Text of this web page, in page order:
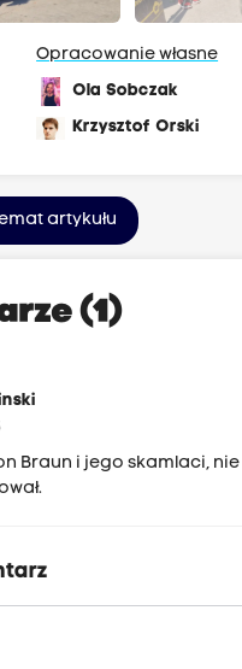
Opracowanie własne
Ola Sobczak
Krzysztof Orski
artykułu
(1)
Braun i jego skamlaci,